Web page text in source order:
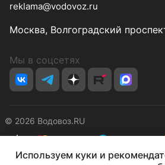
reklama@vodovoz.ru
Москва, Волгоградский
Мы в соцсетях
© 2026 Водовоз.RU
КонфиденциальностьОферта
Используем куки и